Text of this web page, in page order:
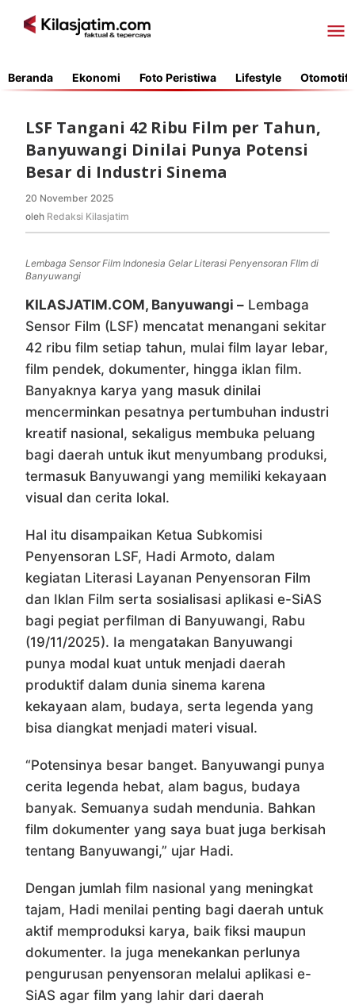
Beranda Ekonomi Foto Peristiwa Lifestyle Otomotif
LSF Tangani 42 Ribu Film per Tahun,
Banyuwangi Dinilai Punya Potensi
Besar di Industri Sinema
20 November 2025
Redaksi
oleh Redaksi Kilasjatim
Lembaga Sensor Film Indonesia Gelar Literasi Penyensoran FIlm di
Banyuwangi
KILASJATIM.COM, Banyuwangi – Lembaga
Sensor Film (LSF) mencatat menangani sekitar
42 ribu film setiap tahun, mulai film layar lebar,
film pendek, dokumenter, hingga iklan film.
Banyaknya karya yang masuk dinilai
mencerminkan pesatnya pertumbuhan industri
kreatif nasional, sekaligus membuka peluang
bagi daerah untuk ikut menyumbang produksi,
termasuk Banyuwangi yang memiliki kekayaan
visual dan cerita lokal.
Hal itu disampaikan Ketua Subkomisi
Penyensoran LSF, Hadi Armoto, dalam
kegiatan Literasi Layanan Penyensoran Film
dan Iklan Film serta sosialisasi aplikasi e-SiAS
bagi pegiat perfilman di Banyuwangi, Rabu
(19/11/2025). Ia mengatakan Banyuwangi
punya modal kuat untuk menjadi daerah
produktif dalam dunia sinema karena
kekayaan alam, budaya, serta legenda yang
bisa diangkat menjadi materi visual.
“Potensinya besar banget. Banyuwangi punya
cerita legenda hebat, alam bagus, budaya
banyak. Semuanya sudah mendunia. Bahkan
film dokumenter yang saya buat juga berkisah
tentang Banyuwangi,” ujar Hadi.
Dengan jumlah film nasional yang meningkat
tajam, Hadi menilai penting bagi daerah untuk
aktif memproduksi karya, baik fiksi maupun
dokumenter. Ia juga menekankan perlunya
pengurusan penyensoran melalui aplikasi e-
SiAS agar film yang lahir dari daerah